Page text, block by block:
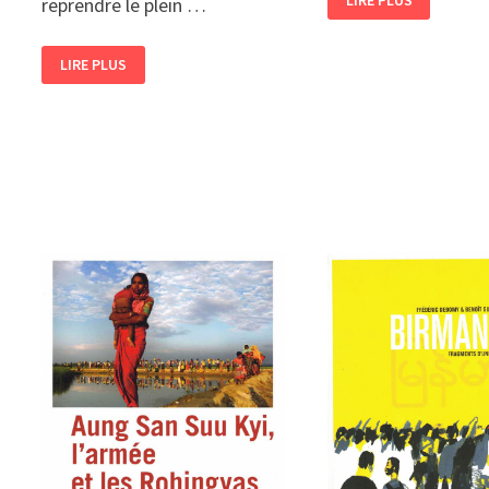
MYANMAR,
THE
LAST
LIRE PLUS
BAISER